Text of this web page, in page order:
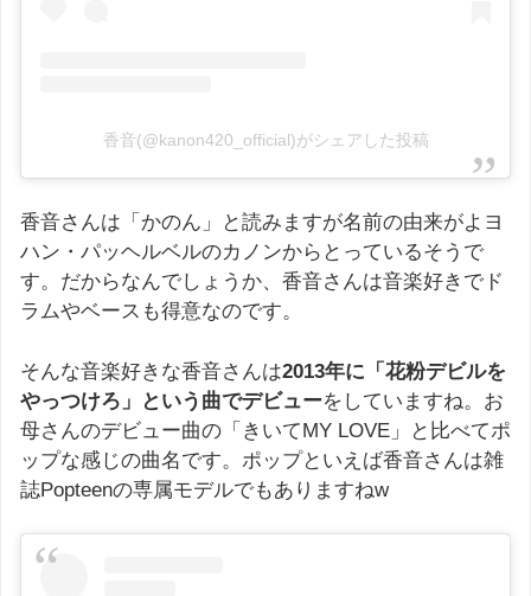
香音(@kanon420_official)がシェアした投稿
香音さんは「かのん」と読みますが名前の由来がよヨ
ハン・パッヘルベルのカノンからとっているそうで
す。だからなんでしょうか、香音さんは音楽好きでド
ラムやベースも得意なのです。
そんな音楽好きな香音さんは2013年に「花粉デビルを
やっつけろ」という曲でデビューをしていますね。お
母さんのデビュー曲の「きいてMY LOVE」と比べてポ
ップな感じの曲名です。ポップといえば香音さんは雑
誌Popteenの専属モデルでもありますねw